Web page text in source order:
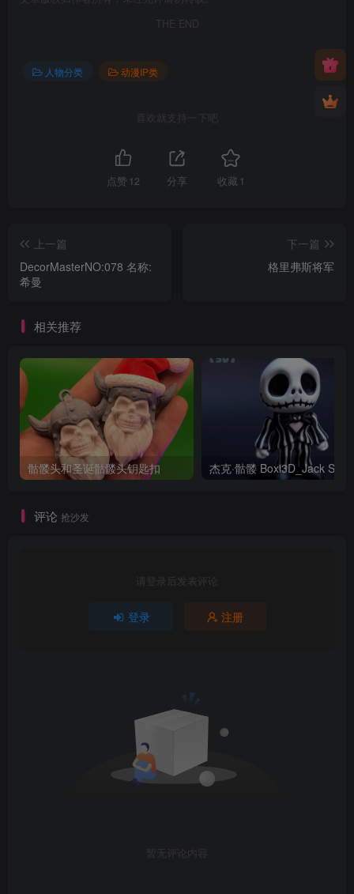
THE END
人物分类 动漫IP类
喜欢就支持一下吧
点赞 12 分享 收藏 1
上一篇
DecorMasterNO:078 名称:
希曼
下一篇
格里弗斯将军
相关推荐
骷髅头和圣诞骷髅头钥匙扣
评论 抢沙发
请登录后发表评论
登录 注册
暂无评论内容